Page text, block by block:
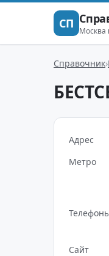
СП Москва
Справочник
Адрес
Метро
Сайт